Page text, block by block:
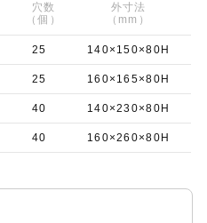
穴数
（個）
外寸法
（mm）
25 140×150×80H
25 160×165×80H
40 140×230×80H
40 160×260×80H